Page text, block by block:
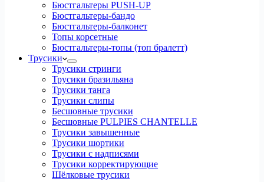
Бюстгальтеры PUSH-UP
Бюстгальтеры-бандо
Бюстгальтеры-балконет
Топы корсетные
Бюстгальтеры-топы (топ бралетт)
Трусики
Трусики стринги
Трусики бразильяна
Трусики танга
Трусики слипы
Бесшовные трусики
Бесшовные PULPIES CHANTELLE
Трусики завышенные
Трусики шортики
Трусики с надписями
Трусики корректирующие
Шёлковые трусики